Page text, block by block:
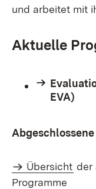
und arbeitet mit
Aktuelle
EVA)
Übersicht der
Programme